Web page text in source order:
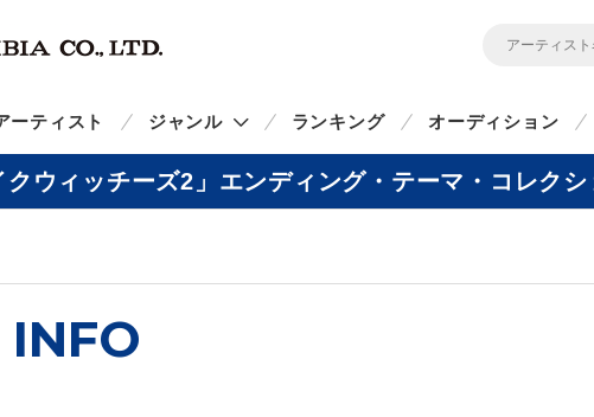
ーティスト ジャンル ランキング オーディション
ウィッチーズ2」エンディング・テーマ・コレク